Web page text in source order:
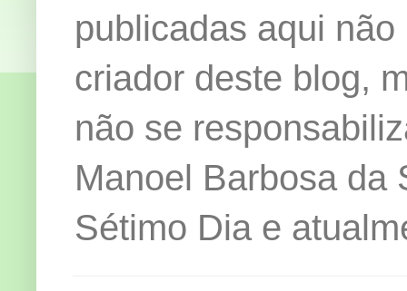
publicadas aqui
criador deste blog,
não se
Manoel Barbosa da
Sétimo Dia e